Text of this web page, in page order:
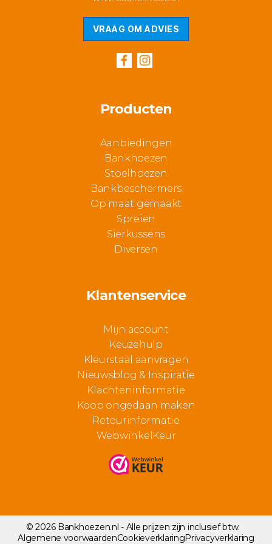
VRAAG OM ADVIES
Producten
Aanbiedingen
Bankhoezen
Stoelhoezen
Bankbeschermers
Op maat gemaakt
Spreien
Sierkussens
Diversen
Klantenservice
Mijn account
Keuzehulp
Kleurstaal aanvragen
Nieuwsblog & Inspiratie
Klachteninformatie
Koop ongedaan maken
Retourinformatie
WebwinkelKeur
© 2026 Bankhoezen.nl - Alle prijzen zijn inclusief btw.
Algemene voorwaardenCookieverklaringPrivacyverklaring